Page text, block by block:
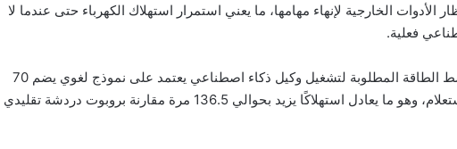
انتظار الأدوات الخارجية لإنهاء مهامها، ما يعني استمرار استهلاك الكهرباء حتى عندما لا
فعلية.
أما من ناحية استهلاك الطاقة، فقد بلغ متوسط الطاقة المطلوبة لتشغيل وكيل ذكاء اصطناعي يعتمد على نموذج لغوي يضم 70
مليار معلمة نحو 348.41 واط/ساعة لكل استعلام، وهو ما يعادل استهلاكًا يزيد بحوالي 136.5 مرة مقارنة بروبوت دردشة تقليدي